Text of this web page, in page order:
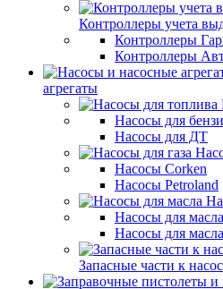
Контроллеры учета
Контроллеры
Контроллеры
агрегаты
Насосы для
Насосы для ДТ
Насосы Corken
Насосы Petroland
Насосы для
Насосы для
Запасные части к